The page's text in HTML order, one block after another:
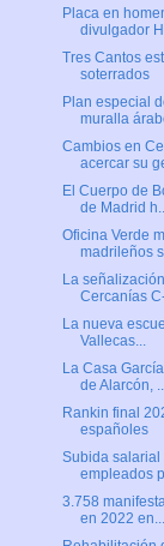
Placa en
divulgador
Tres Cantos
soterrados
Plan especial
muralla
Cambios en
acercar su
El Cuerpo de
de Madrid
Oficina Verde
madrileños
La
Cercanías
La nueva
Vallecas...
La Casa
de Alarcón,
Rankin final
españoles
Subida
empleados
3.758
en 2022 en...